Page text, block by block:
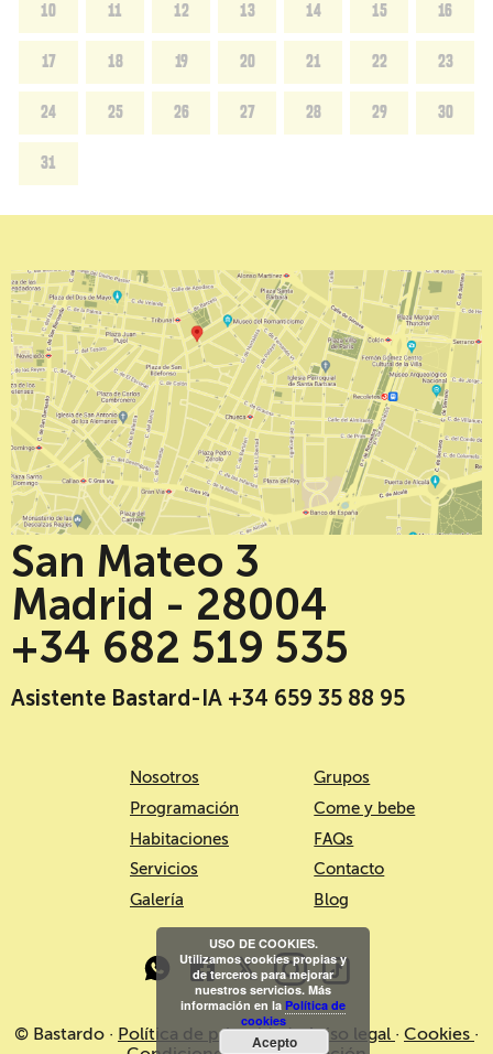
10 11 12 13 14 15 16
17 18 19 20 21 22 23
24 25 26 27 28 29 30
31
San Mateo 3
Madrid - 28004
+34 682 519 535
Asistente Bastard-IA +34 659 35 88 95
Nosotros
Programación
Habitaciones
Servicios
Galería
Grupos
Come y bebe
FAQs
Contacto
Blog
© Bastardo · Política de privacidad·Aviso legal · Cookies ·
USO DE COOKIES.
Utilizamos cookies propias y
de terceros para mejorar
nuestros servicios. Más
información en la Política de
cookies
Acepto